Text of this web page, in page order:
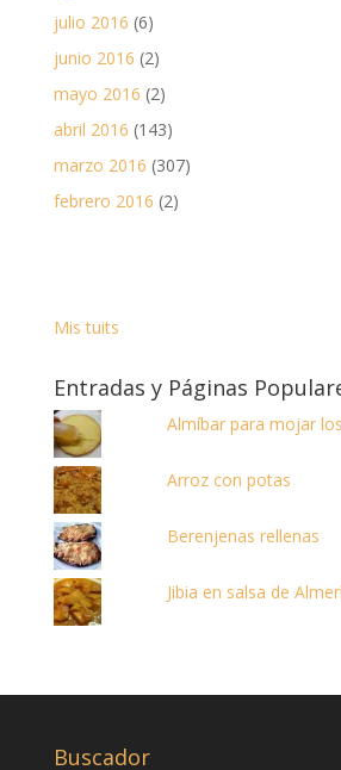
julio 2016 (6)
junio 2016 (2)
mayo 2016 (2)
abril 2016 (143)
marzo 2016 (307)
febrero 2016 (2)
Mis tuits
Entradas y Páginas
Almíbar para mojar
Arroz con potas
Berenjenas rellenas
Jibia en salsa de
Buscador